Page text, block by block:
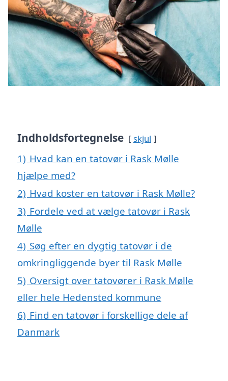
Indholdsfortegnelse skjul
1) Hvad kan en tatovør i Rask Mølle
hjælpe med?
2) Hvad koster en tatovør i Rask Mølle?
3) Fordele ved at vælge tatovør i Rask
Mølle
4) Søg efter en dygtig tatovør i de
omkringliggende byer til Rask Mølle
5) Oversigt over tatovører i Rask Mølle
eller hele Hedensted kommune
6) Find en tatovør i forskellige dele af
Danmark